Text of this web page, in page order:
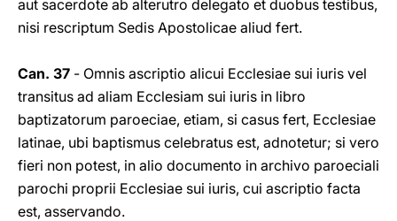
aut sacerdote ab alterutro delegato et duobus testibus,
nisi rescriptum Sedis Apostolicae aliud fert.
Can. 37 - Omnis ascriptio alicui Ecclesiae sui iuris vel
transitus ad aliam Ecclesiam sui iuris in libro
baptizatorum paroeciae, etiam, si casus fert, Ecclesiae
latinae, ubi baptismus celebratus est, adnotetur; si vero
fieri non potest, in alio documento in archivo paroeciali
parochi proprii Ecclesiae sui iuris, cui ascriptio facta
est, asservando.